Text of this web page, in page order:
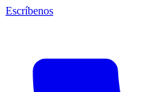
Escríbenos